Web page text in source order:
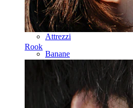
Rook
Cerchi
Attrezzi
Banane
Lobo
Titanio